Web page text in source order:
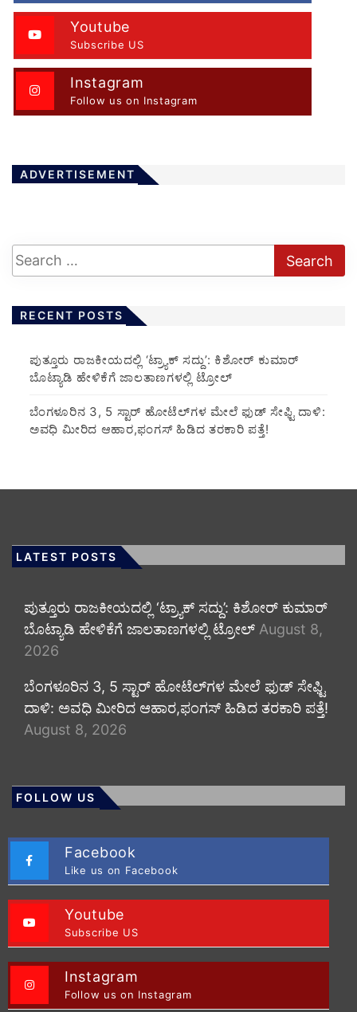
Youtube
Subscribe US
Instagram
Follow us on Instagram
ADVERTISEMENT
RECENT POSTS
ಪುತ್ತೂರು ರಾಜಕೀಯದಲ್ಲಿ ‘ಟ್ರ್ಯಾಕ್ ಸದ್ದು’: ಕಿಶೋರ್ ಕುಮಾರ್
ಬೊಟ್ಯಾಡಿ ಹೇಳಿಕೆಗೆ ಜಾಲತಾಣಗಳಲ್ಲಿ ಟ್ರೋಲ್
​ಬೆಂಗಳೂರಿನ 3, 5 ಸ್ಟಾರ್ ಹೋಟೆಲ್‌ಗಳ ಮೇಲೆ ಫುಡ್ ಸೇಫ್ಟಿ ದಾಳಿ:
ಅವಧಿ ಮೀರಿದ ಆಹಾರ,ಫಂಗಸ್ ಹಿಡಿದ ತರಕಾರಿ ಪತ್ತೆ!
LATEST POSTS
ಪುತ್ತೂರು ರಾಜಕೀಯದಲ್ಲಿ ‘ಟ್ರ್ಯಾಕ್ ಸದ್ದು’: ಕಿಶೋರ್ ಕುಮಾರ್
ಬೊಟ್ಯಾಡಿ ಹೇಳಿಕೆಗೆ ಜಾಲತಾಣಗಳಲ್ಲಿ ಟ್ರೋಲ್ August 8,
2026
​ಬೆಂಗಳೂರಿನ 3, 5 ಸ್ಟಾರ್ ಹೋಟೆಲ್‌ಗಳ ಮೇಲೆ ಫುಡ್ ಸೇಫ್ಟಿ
ದಾಳಿ: ಅವಧಿ ಮೀರಿದ ಆಹಾರ,ಫಂಗಸ್ ಹಿಡಿದ ತರಕಾರಿ ಪತ್ತೆ!
August 8, 2026
FOLLOW US
Facebook
Like us on Facebook
Youtube
Subscribe US
Instagram
Follow us on Instagram